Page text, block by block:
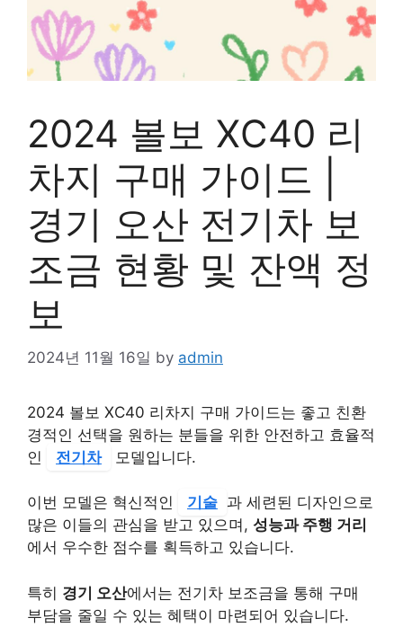
2024 볼보 XC40 리
차지 구매 가이드 |
경기 오산 전기차 보
조금 현황 및 잔액 정
보
2024년 11월 16일 by admin
2024 볼보 XC40 리차지 구매 가이드는 좋고 친환
경적인 선택을 원하는 분들을 위한 안전하고 효율적
인
전기차 모델입니다.
이번 모델은 혁신적인 기술 과 세련된 디자인으로
많은 이들의 관심을 받고 있으며, 성능과 주행 거리
에서 우수한 점수를 획득하고 있습니다.
특히 경기 오산에서는 전기차 보조금을 통해 구매
부담을 줄일 수 있는 혜택이 마련되어 있습니다.